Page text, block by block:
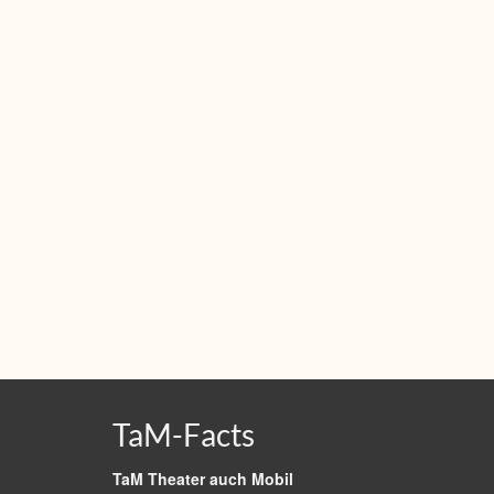
TaM-Facts
TaM Theater auch Mobil